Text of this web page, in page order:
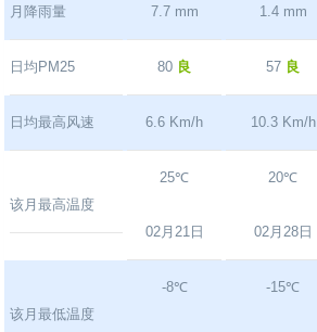
月降雨量 7.7 mm 1.4 mm
日均PM25 80 良 57 良
日均最高风速 6.6 Km/h 10.3 Km/h
该月最高温度
25℃
02月21日
20℃
02月28日
该月最低温度
-8℃ -15℃